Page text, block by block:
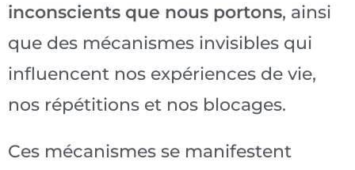
inconscients que nous portons, ainsi
que des mécanismes invisibles qui
influencent nos expériences de vie,
nos répétitions et nos blocages.
Ces mécanismes se manifestent